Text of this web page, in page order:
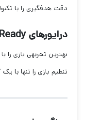
دقت هدف‏گیری را با
درایورهای
بهترین تجربه‏ی بازی را
تنظیم بازی را تنها با